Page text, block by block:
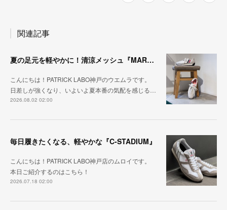
関連記事
夏の足元を軽やかに！清涼メッシュ『MARATHON-ME2』
こんにちは！PATRICK LABO神戸のウエムラです。
日差しが強くなり、いよいよ夏本番の気配を感じる…
2026.08.02 02:00
毎日履きたくなる、軽やかな『C-STADIUM』
こんにちは！PATRICK LABO神戸店のムロイです。
本日ご紹介するのはこちら！
2026.07.18 02:00